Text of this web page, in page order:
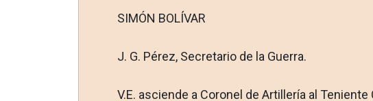
SIMÓN BOLÍVAR
J. G. Pérez, Secretario de la Guerra.
V.E. asciende a Coronel de Artillería al